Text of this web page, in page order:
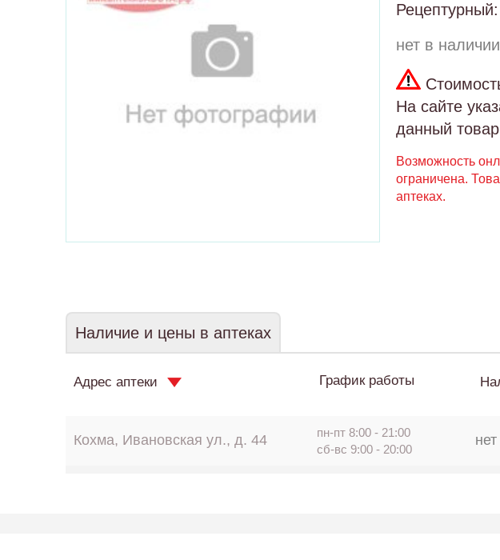
нет в наличии
На сайте
данный товар
Возможность
ограничена.
аптеках.
Наличие и цены в аптеках
Адрес аптеки График работы
Кохма, Ивановская ул., д. 44
пн-пт 8:00 - 21:00
сб-вс 9:00 - 20:00